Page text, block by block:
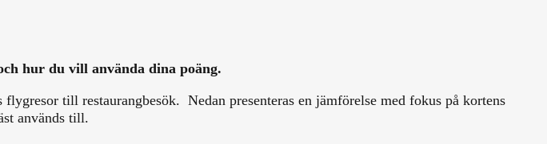
hur du vill använda dina poäng.
till restaurangbesök. Nedan presenteras en jämförelse med fokus på kortens
används till.